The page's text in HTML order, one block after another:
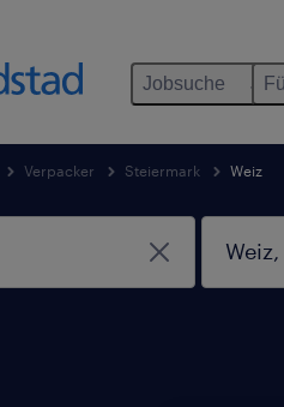
Jobsuche
Verpacker Steiermark Weiz